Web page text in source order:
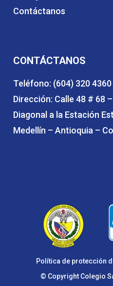
Contáctanos
CONTÁCTANOS
Teléfono: (604) 320 4360
Dirección: Calle 48 # 68
Diagonal a la Estación
Medellín – Antioquia –
Política de protección
© Copyright Colegio